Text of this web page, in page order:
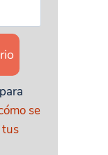
se
tus